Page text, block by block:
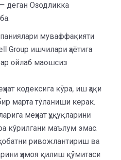
деган Озодликка
муваффақияти
Group ишчилари ҳаётига
ойлаб маошсиз
кодексига кўра, иш ҳақи
марта тўланиши керак.
меҳнат ҳуқуқларини
кўрилгани маълум эмас.
ривожлантириш ва
ҳимоя қилиш қўмитаси